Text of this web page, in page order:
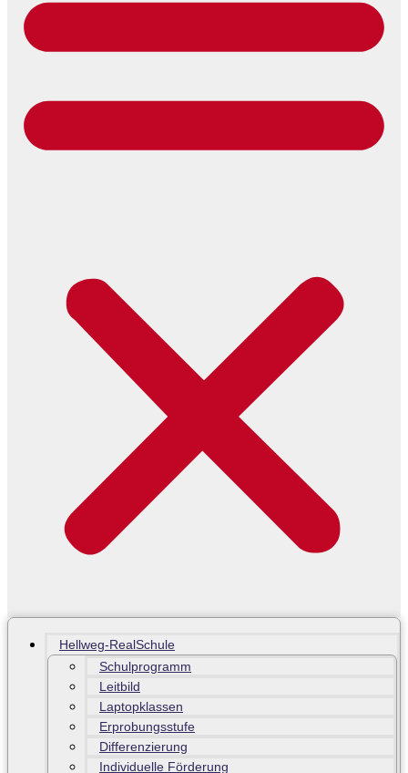
Hellweg-RealSchule
Schulprogramm
Leitbild
Laptopklassen
Erprobungsstufe
Differenzierung
Individuelle Förderung